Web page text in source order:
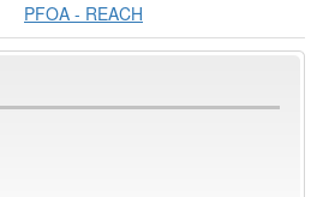
PFOA - REACH